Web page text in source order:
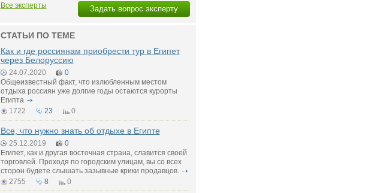
Задать вопрос эксперту
Все эксперты
СТАТЬИ ПО ТЕМЕ
Как и где россиянам приобрести тур в Египет
через Белоруссию
24.07.2020
0
Общеизвестный факт, что излюбленным местом
отдыха россиян уже долгие годы остаются курорты
Египта
1722
23 0
Все, что нужно знать об отдыхе в Египте
25.12.2019
0
Египет, как и другая восточная страна, славится своей
торговлей. Проходя по городским улицам, вы со всех
сторон будете слышать зазывные крики продавцов.
2755
8 0